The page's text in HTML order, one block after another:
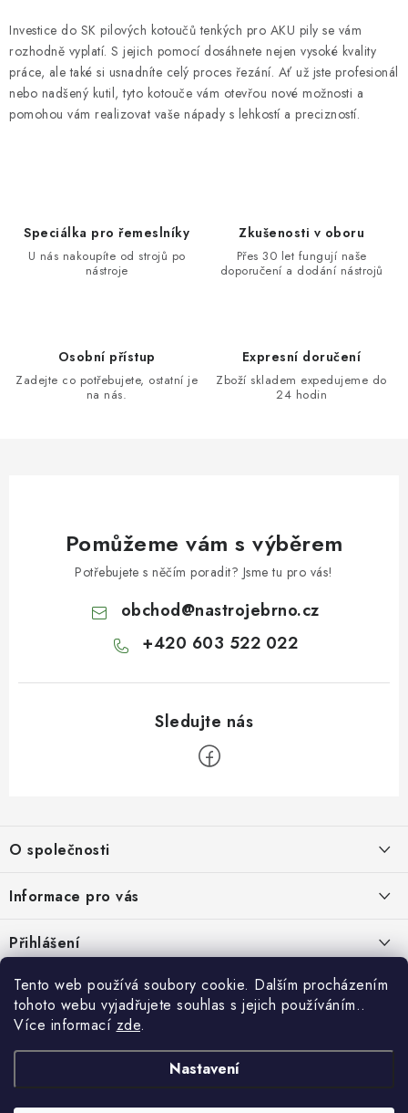
Tento web používá soubory cookie. Dalším procházením
tohoto webu vyjadřujete souhlas s jejich používáním..
Více informací zde.
Nastavení
Investice do SK pilových kotoučů tenkých pro AKU pily se vám
rozhodně vyplatí. S jejich pomocí dosáhnete nejen vysoké kvality
práce, ale také si usnadníte celý proces řezání. Ať už jste profesionál
nebo nadšený kutil, tyto kotouče vám otevřou nové možnosti a
pomohou vám realizovat vaše nápady s lehkostí a precizností.
Speciálka pro řemeslníky
U nás nakoupíte od strojů po
nástroje
Zkušenosti v oboru
Přes 30 let fungují naše
doporučení a dodání nástrojů
Osobní přístup
Zadejte co potřebujete, ostatní je
na nás.
Expresní doručení
Zboží skladem expedujeme do
24 hodin
Pomůžeme vám s výběrem
Potřebujete s něčím poradit? Jsme tu pro vás!
obchod@nastrojebrno.cz
+420 603 522 022
p
a
O společnosti
O nás
Recenze zákazníků
Novinky, návody, blog
Sponzorujeme
Informace pro vás
Obchodní podmínky
Doprava
Způsoby platby
Reklamace
Přihlášení
Přijímáme online platby
Vytvořil Shoptet